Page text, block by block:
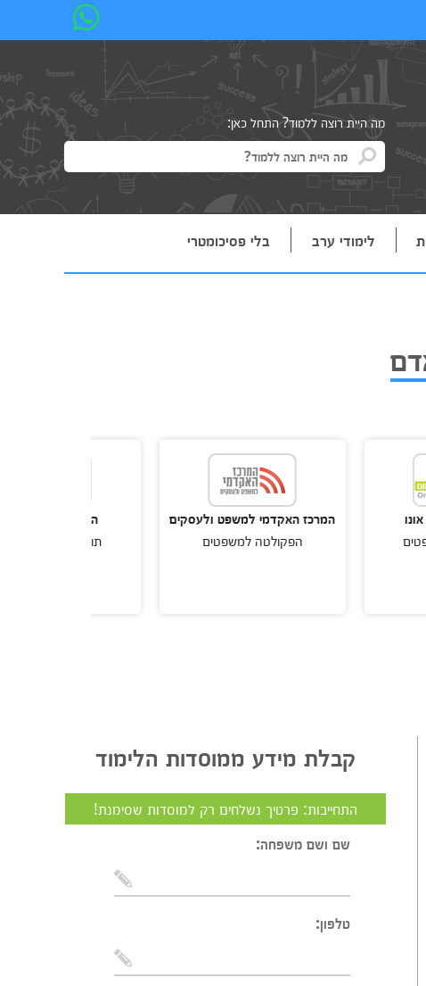
מה היית רוצה ללמוד? התחל כאן:
לימודי ערב בלי פסיכומטרי
המרכז האקדמי למשפט ולעסקים
הפקולטה למשפטים
המרכז האקדמי פרס
תואר ראשון במשפטים
קבלת מידע ממוסדות הלימוד
התחייבות: פרטיך נשלחים רק למוסדות שסימנת!
שם ושם משפחה:
טלפון: